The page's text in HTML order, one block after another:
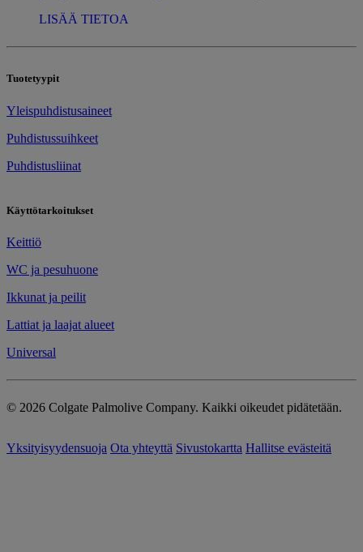
LISÄÄ TIETOA
Tuotetyypit
​Yleispuhdistusaineet
Puhdistussuihkeet
Puhdistusliinat
Käyttötarkoitukset
Keittiö
WC ja pesuhuone
​Ikkunat ja peilit
Lattiat ja laajat alueet
Universal
© 2026 Colgate Palmolive Company. Kaikki oikeudet pidätetään.
Yksityisyydensuoja Ota yhteyttä Sivustokartta Hallitse evästeitä